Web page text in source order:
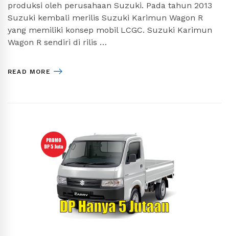
produksi oleh perusahaan Suzuki. Pada tahun 2013
Suzuki kembali merilis Suzuki Karimun Wagon R
yang memiliki konsep mobil LCGC. Suzuki Karimun
Wagon R sendiri di rilis …
READ MORE